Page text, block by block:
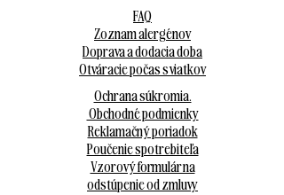
FAQ
Zoznam alergénov
Doprava a dodacia doba
Otváracie počas sviatkov
Ochrana súkromia.
Obchodné podmienky
Reklamačný poriadok
Poučenie spotrebiteľa
Vzorový formulár na
odstúpenie od zmluvy